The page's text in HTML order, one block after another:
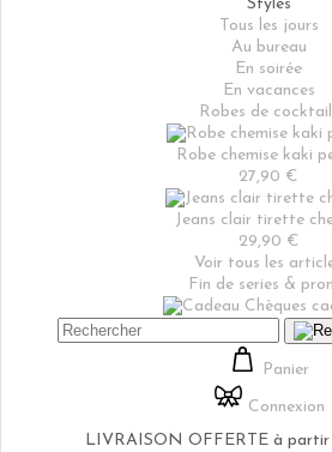
Styles
Tous les jours
Au bureau
En soirée
En vacances
Robes de
Robe chemise kaki
27,90 €
Jeans clair tirette
29,90 €
Voir tous les
Fin de series &
Chèques
Panier
Connexion
LIVRAISON OFFERTE à partir